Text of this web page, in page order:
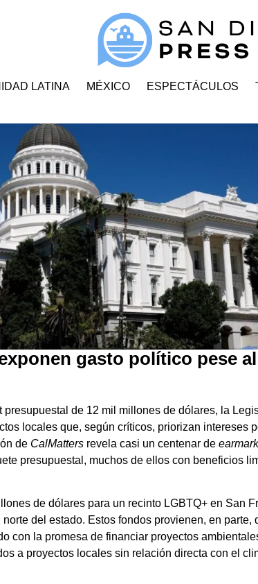
LATINA MÉXICO ESPECTÁCULOS
gasto político pese
de 12 mil millones de dólares, la
locales que, según críticos, priorizan intereses
de CalMatters revela casi un centenar de
presupuestal, muchos de ellos con beneficios
de dólares para un recinto LGBTQ+ en San
del estado. Estos fondos provienen, en parte,
con la promesa de financiar proyectos
a proyectos locales sin relación directa con el